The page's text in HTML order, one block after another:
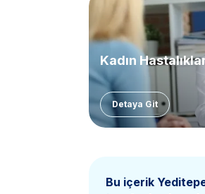
Kadın
Detaya Git
Bu içerik